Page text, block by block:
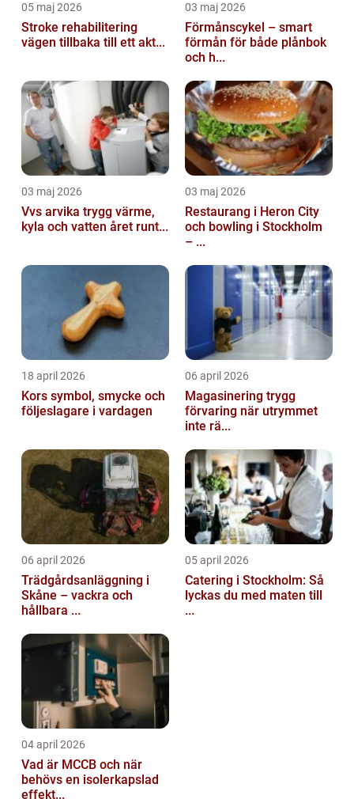
05 maj 2026
Stroke rehabilitering
vägen tillbaka till ett akt...
03 maj 2026
Förmånscykel – smart
förmån för både plånbok
och h...
03 maj 2026
Vvs arvika trygg värme,
kyla och vatten året runt...
03 maj 2026
Restaurang i Heron City
och bowling i Stockholm
– ...
18 april 2026
Kors symbol, smycke och
följeslagare i vardagen
06 april 2026
Magasinering trygg
förvaring när utrymmet
inte rä...
06 april 2026
Trädgårdsanläggning i
Skåne – vackra och
hållbara ...
05 april 2026
Catering i Stockholm: Så
lyckas du med maten till
...
04 april 2026
Vad är MCCB och när
behövs en isolerkapslad
effekt...